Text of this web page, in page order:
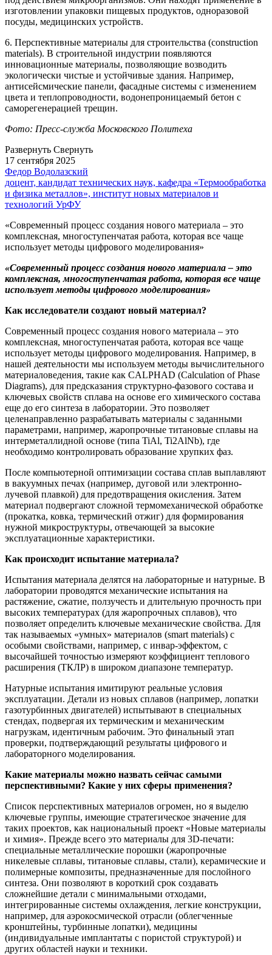
изготовлении упаковки пищевых продуктов, одноразовой
посуды, медицинских устройств.
6. Перспективные материалы для строительства (construction
materials). В строительной индустрии появляются
инновационные материалы, позволяющие возводить
экологически чистые и устойчивые здания. Например,
антисейсмические панели, фасадные системы с изменением
цвета и теплопроводности, водонепроницаемый бетон с
саморегенерацией трещин.
Фото: Пресс-служба Московского Политеха
Развернуть Свернуть
17 сентября 2025
Федор Водолазский
доцент, кандидат технических наук, кафедра «Термообработка
и физика металлов», институт новых материалов и
технологий УрФУ
«Современный процесс создания нового материала – это
комплексная, многоступенчатая работа, которая все чаще
использует методы цифрового моделирования»
«Современный процесс создания нового материала – это
комплексная, многоступенчатая работа, которая все чаще
использует методы цифрового моделирования»
Как исследователи создают новый материал?
Современный процесс создания нового материала – это
комплексная, многоступенчатая работа, которая все чаще
использует методы цифрового моделирования. Например, в
нашей деятельности мы используем методы вычислительного
материаловедения, такие как CALPHAD (Calculation of Phase
Diagrams), для предсказания структурно-фазового состава и
ключевых свойств сплава на основе его химического состава
еще до его синтеза в лаборатории. Это позволяет
целенаправленно разрабатывать материалы с заданными
параметрами, например, жаропрочные титановые сплавы на
интерметаллидной основе (типа TiAl, Ti2AlNb), где
необходимо контролировать образование хрупких фаз.
После компьютерной оптимизации состава сплав выплавляют
в вакуумных печах (например, дуговой или электронно-
лучевой плавкой) для предотвращения окисления. Затем
материал подвергают сложной термомеханической обработке
(прокатка, ковка, термический отжиг) для формирования
нужной микроструктуры, отвечающей за высокие
эксплуатационные характеристики.
Как происходит испытание материала?
Испытания материала делятся на лабораторные и натурные. В
лаборатории проводятся механические испытания на
растяжение, сжатие, ползучесть и длительную прочность при
высоких температурах (для жаропрочных сплавов), что
позволяет определить ключевые механические свойства. Для
так называемых «умных» материалов (smart materials) с
особыми свойствами, например, с инвар-эффектом, с
высочайшей точностью измеряют коэффициент теплового
расширения (ТКЛР) в широком диапазоне температур.
Натурные испытания имитируют реальные условия
эксплуатации. Детали из новых сплавов (например, лопатки
газотурбинных двигателей) испытывают в специальных
стендах, подвергая их термическим и механическим
нагрузкам, идентичным рабочим. Это финальный этап
проверки, подтверждающий результаты цифрового и
лабораторного моделирования.
Какие материалы можно назвать сейчас самыми
перспективными? Какие у них сферы применения?
Список перспективных материалов огромен, но я выделю
ключевые группы, имеющие стратегическое значение для
таких проектов, как национальный проект «Новые материалы
и химия». Прежде всего это материалы для 3D-печати:
специальные металлические порошки (жаропрочные
никелевые сплавы, титановые сплавы, стали), керамические и
полимерные композиты, предназначенные для послойного
синтеза. Они позволяют в короткий срок создавать
сложнейшие детали с минимальными отходами,
интегрированные системы охлаждения, легкие конструкции,
например, для аэрокосмической отрасли (облегченные
кронштейны, турбинные лопатки), медицины
(индивидуальные имплантаты с пористой структурой) и
других областей науки и техники.